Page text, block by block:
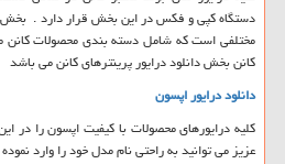
دستگاه کپی و فکس در این بخش قرار دارد . بخش
مختلفی است که شامل دسته بندی محصولات
کانن بخش دانلود درایور پرینترهای کانن می باشد
دانلود درایور اپسون
کلیه درایورهای محصولات با کیفیت اپسون را در
عزیز می توانید به راحتی نام مدل خود را وارد